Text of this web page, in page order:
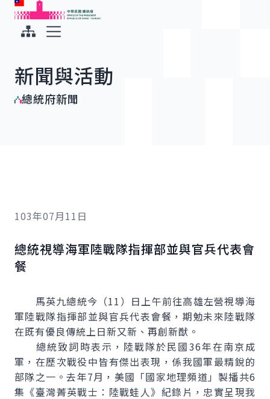
跳到主要內容
中華民國總統府
新聞與活動
總統府新聞
103年07月11日
總統視導海軍陸戰隊指揮部並與官兵代表會
餐
馬英九總統今（11）日上午前往高雄左營視導海
軍陸戰隊指揮部並與官兵代表會餐，期勉未來陸戰隊
在既有優良傳統上日新又新、再創新猷。
總統致詞時表示，陸戰隊於民國36年在南京成
軍，在歷次戰役中皆有傑出表現，係我國軍最精銳的
部隊之一。去年7月，美國「國家地理頻道」製播共6
集《臺灣菁英戰士：陸戰蛙人》紀錄片，忠實呈現我